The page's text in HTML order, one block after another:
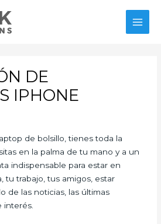
DE
IPHONE
de bolsillo, tienes toda la
en la palma de tu mano y a un
indispensable para estar en
tu trabajo, tus amigos, estar
de las noticias, las últimas
interés.